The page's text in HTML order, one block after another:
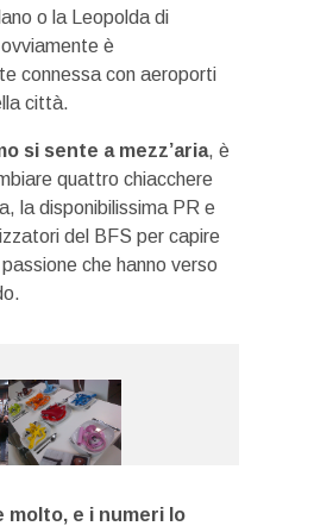
o la Leopolda di
è
connessa con aeroporti
città.
si sente a mezz’aria, è
quattro chiacchere
la disponibilissima PR e
del BFS per capire
passione che hanno verso
molto, e i numeri lo